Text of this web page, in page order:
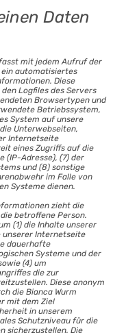
Daten
mit jedem Aufruf der
automatisiertes
Diese
Logfiles des Servers
Browsertypen und
Betriebssystem,
System auf unsere
Unterwebseiten,
Internetseite
eines Zugriffs auf die
(IP-Adresse), (7) der
und (8) sonstige
im Falle von
Systeme dienen.
zieht die
betroffene Person.
(1) die Inhalte unserer
unserer Internetseite
dauerhafte
Systeme und der
(4) um
die zur
Diese anonym
die Bianca Wurm
mit dem Ziel
in unserem
Schutzniveau für die
sicherzustellen. Die